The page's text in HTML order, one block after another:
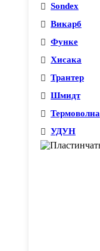
Sondex
Викарб
Функе
Хисака
Трантер
Шмидт
Термоволна
УДУН